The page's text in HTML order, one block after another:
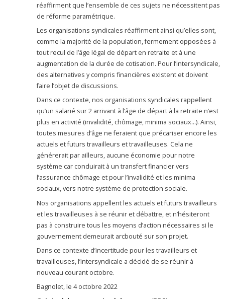
réaffirment que l’ensemble de ces sujets ne nécessitent pas
de réforme paramétrique.
Les organisations syndicales réaffirment ainsi qu’elles sont,
comme la majorité de la population, fermement opposées à
tout recul de l’âge légal de départ en retraite et à une
augmentation de la durée de cotisation. Pour l’intersyndicale,
des alternatives y compris financières existent et doivent
faire l’objet de discussions.
Dans ce contexte, nos organisations syndicales rappellent
qu’un salarié sur 2 arrivant à l’âge de départ à la retraite n’est
plus en activité (invalidité, chômage, minima sociaux…). Ainsi,
toutes mesures d’âge ne feraient que précariser encore les
actuels et futurs travailleurs et travailleuses. Cela ne
générerait par ailleurs, aucune économie pour notre
système car conduirait à un transfert financier vers
l’assurance chômage et pour l’invalidité et les minima
sociaux, vers notre système de protection sociale.
Nos organisations appellent les actuels et futurs travailleurs
et les travailleuses à se réunir et débattre, et n’hésiteront
pas à construire tous les moyens d’action nécessaires si le
gouvernement demeurait arcbouté sur son projet.
Dans ce contexte d’incertitude pour les travailleurs et
travailleuses, l’intersyndicale a décidé de se réunir à
nouveau courant octobre.
Bagnolet, le 4 octobre 2022